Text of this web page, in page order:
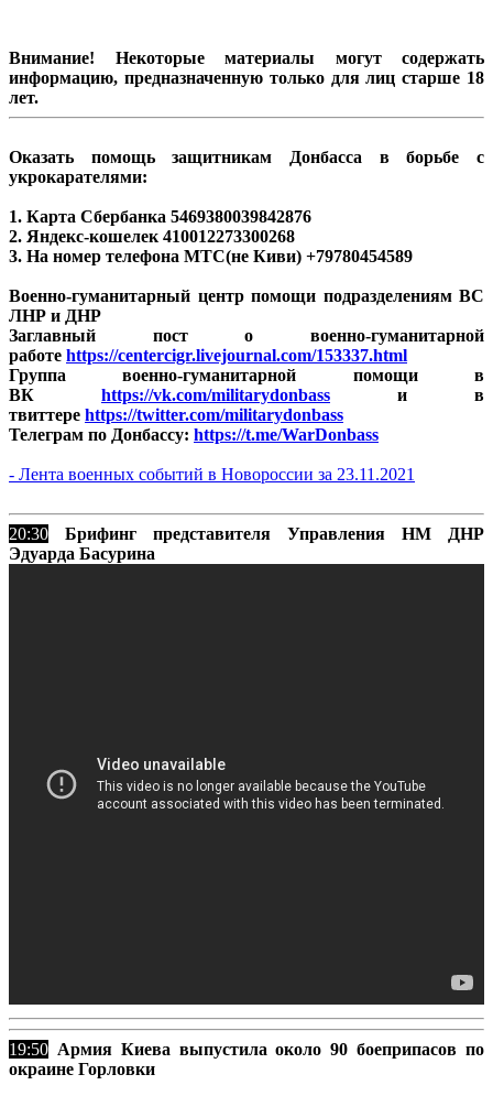
Внимание! Некоторые материалы могут содержать
информацию, предназначенную только для лиц старше 18
лет.
Оказать помощь защитникам Донбасса в борьбе с
укрокарателями:
1. Карта Сбербанка 5469380039842876
2. Яндекс-кошелек 410012273300268
3. На номер телефона МТС(не Киви) +79780454589
Военно-гуманитарный центр помощи подразделениям ВС
ЛНР и ДНР
Заглавный пост о военно-гуманитарной
работе https://centercigr.livejournal.com/153337.html
Группа военно-гуманитарной помощи в
ВК https://vk.com/militarydonbass и в
твиттере https://twitter.com/militarydonbass
Телеграм по Донбассу: https://t.me/WarDonbass
- Лента военных событий в Новороссии за 23.11.2021
20:30
Брифинг представителя Управления НМ ДНР
Эдуарда Басурина
19:50 Армия Киева выпустила около 90 боеприпасов по
окраине Горловки